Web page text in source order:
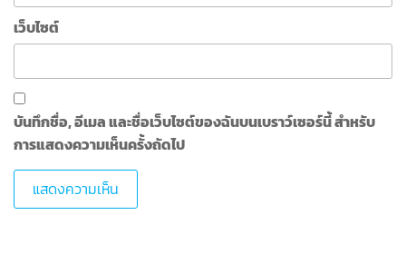
เว็บไซต์
บันทึกชื่อ, อีเมล และชื่อเว็บไซต์ของฉันบนเบราว์เซอร์นี้ สำหรับ
การแสดงความเห็นครั้งถัดไป